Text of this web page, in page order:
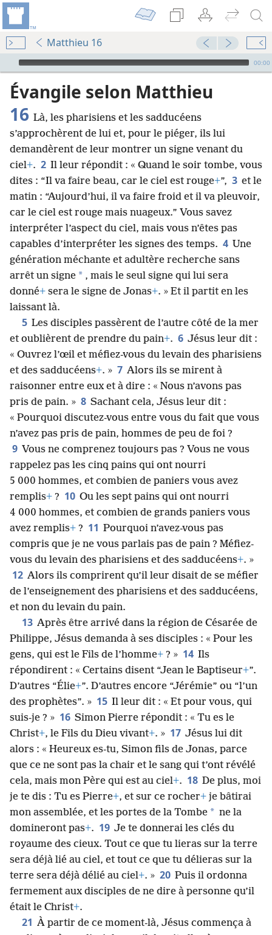
Matthieu 16
Audio Player
00:00
Évangile selon Matthieu
16 Là, les pharisiens et les sadducéens
s’approchèrent de lui et, pour le piéger, ils lui
demandèrent de leur montrer un signe venant du
ciel+. 2 Il leur répondit : « Quand le soir tombe, vous
dites : “Il va faire beau, car le ciel est rouge+”, 3 et le
matin : “Aujourd’hui, il va faire froid et il va pleuvoir,
car le ciel est rouge mais nuageux.” Vous savez
interpréter l’aspect du ciel, mais vous n’êtes pas
capables d’interpréter les signes des temps. 4 Une
génération méchante et adultère recherche sans
arrêt un signe * , mais le seul signe qui lui sera
donné+ sera le signe de Jonas+. » Et il partit en les
laissant là.
5 Les disciples passèrent de l’autre côté de la mer
et oublièrent de prendre du pain+. 6 Jésus leur dit :
« Ouvrez l’œil et méfiez-vous du levain des pharisiens
et des sadducéens+. » 7 Alors ils se mirent à
raisonner entre eux et à dire : « Nous n’avons pas
pris de pain. » 8 Sachant cela, Jésus leur dit :
« Pourquoi discutez-vous entre vous du fait que vous
n’avez pas pris de pain, hommes de peu de foi ?
9 Vous ne comprenez toujours pas ? Vous ne vous
rappelez pas les cinq pains qui ont nourri
5 000 hommes, et combien de paniers vous avez
remplis+ ? 10 Ou les sept pains qui ont nourri
4 000 hommes, et combien de grands paniers vous
avez remplis+ ? 11 Pourquoi n’avez-vous pas
compris que je ne vous parlais pas de pain ? Méfiez-
vous du levain des pharisiens et des sadducéens+. »
12 Alors ils comprirent qu’il leur disait de se méfier
de l’enseignement des pharisiens et des sadducéens,
et non du levain du pain.
13 Après être arrivé dans la région de Césarée de
Philippe, Jésus demanda à ses disciples : « Pour les
gens, qui est le Fils de l’homme+ ? » 14 Ils
répondirent : « Certains disent “Jean le Baptiseur+”.
D’autres “Élie+”. D’autres encore “Jérémie” ou “l’un
des prophètes”. » 15 Il leur dit : « Et pour vous, qui
suis-je ? » 16 Simon Pierre répondit : « Tu es le
Christ+, le Fils du Dieu vivant+. » 17 Jésus lui dit
alors : « Heureux es-tu, Simon fils de Jonas, parce
que ce ne sont pas la chair et le sang qui t’ont révélé
cela, mais mon Père qui est au ciel+. 18 De plus, moi
je te dis : Tu es Pierre+, et sur ce rocher+ je bâtirai
mon assemblée, et les portes de la Tombe * ne la
domineront pas+. 19 Je te donnerai les clés du
royaume des cieux. Tout ce que tu lieras sur la terre
sera déjà lié au ciel, et tout ce que tu délieras sur la
terre sera déjà délié au ciel+. » 20 Puis il ordonna
fermement aux disciples de ne dire à personne qu’il
était le Christ+.
21 À partir de ce moment-là, Jésus commença à